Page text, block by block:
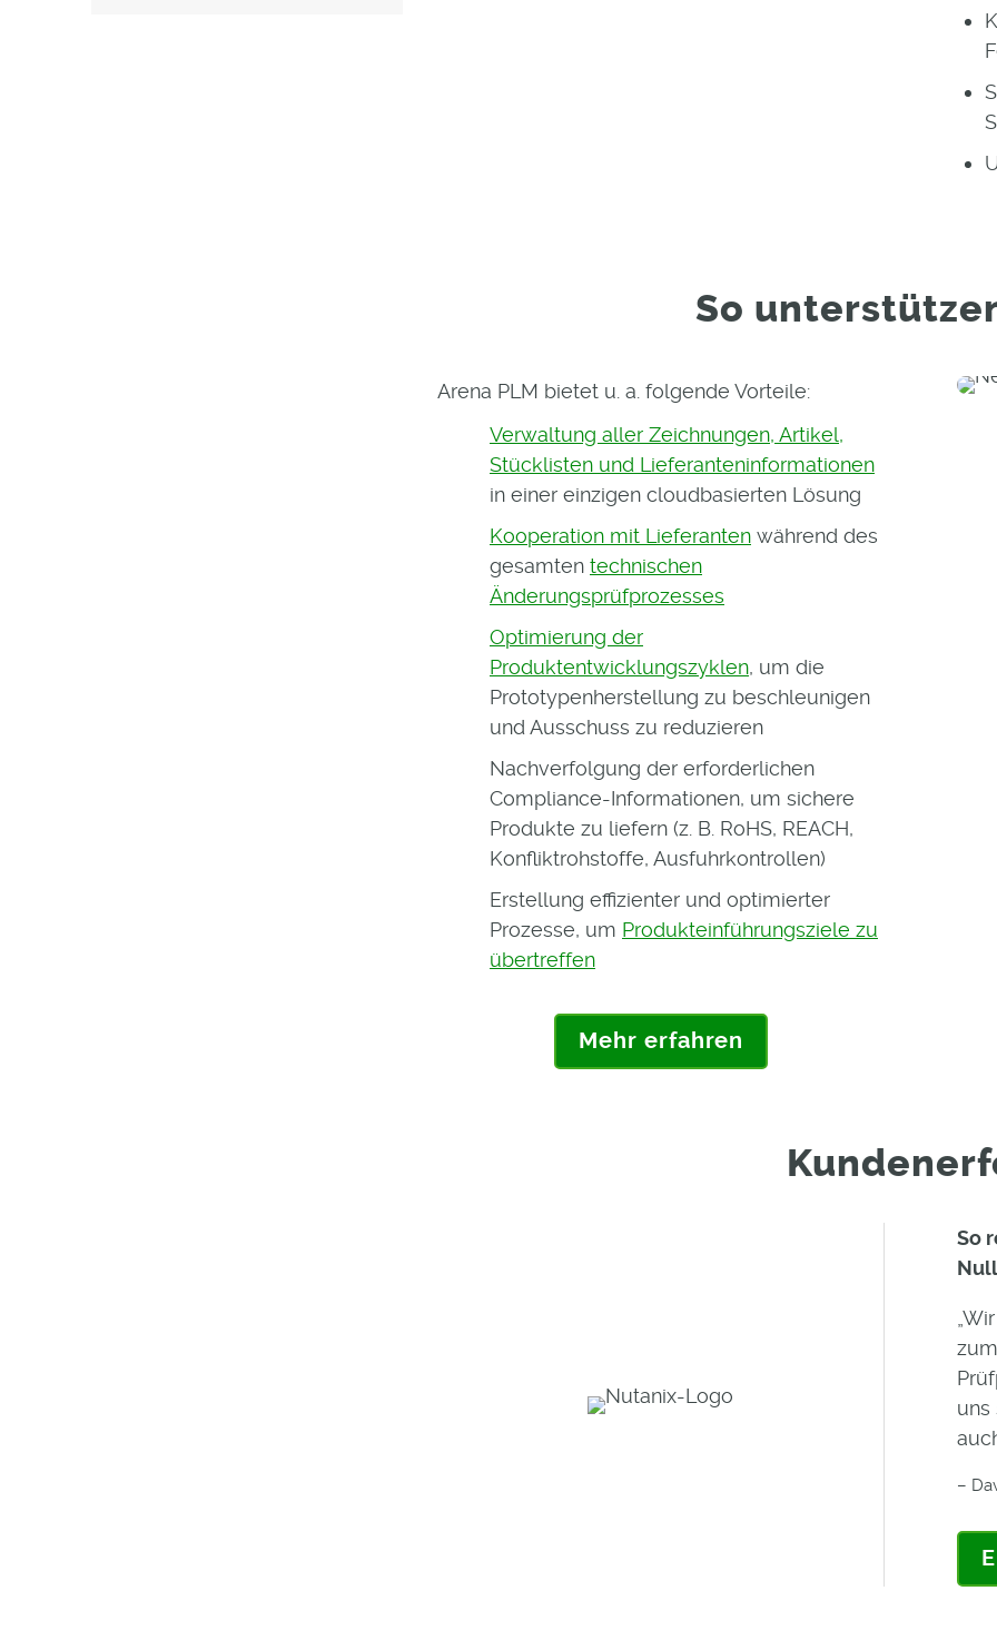
So
Arena PLM bietet u. a. folgende Vorteile:
Verwaltung aller Zeichnungen, Artikel,
Stücklisten und Lieferanteninformationen
in einer einzigen cloudbasierten Lösung
Kooperation mit Lieferanten während des
gesamten technischen
Änderungsprüfprozesses
Optimierung der
Produktentwicklungszyklen, um die
Prototypenherstellung zu beschleunigen
und Ausschuss zu reduzieren
Nachverfolgung der erforderlichen
Compliance-Informationen, um sichere
Produkte zu liefern (z. B. RoHS, REACH,
Konfliktrohstoffe, Ausfuhrkontrollen)
Erstellung effizienter und optimierter
Prozesse, um Produkteinführungsziele zu
übertreffen
Mehr erfahren
So
uns
–